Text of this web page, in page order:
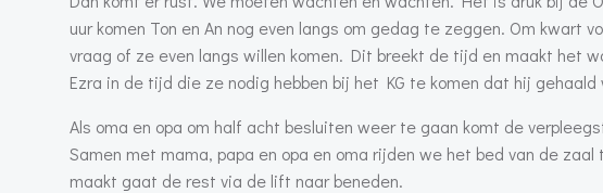
uur komen Ton en An nog even langs om gedag te zeggen. Om kwart
vraag of ze even langs willen komen. Dit breekt de tijd en maakt het
Ezra in de tijd die ze nodig hebben bij het KG te komen dat hij
Als oma en opa om half acht besluiten weer te gaan komt de
Samen met mama, papa en opa en oma rijden we het bed van de
maakt gaat de rest via de lift naar beneden.